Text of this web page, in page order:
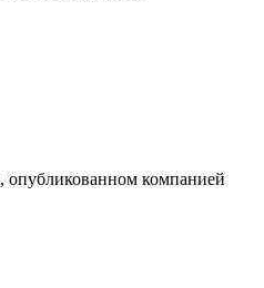
опубликованном компанией